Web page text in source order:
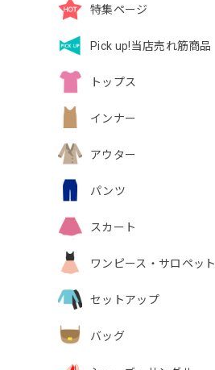
特集ページ
Pick up!当店売れ筋商品
トップス
インナー
アウター
パンツ
スカート
ワンピース・サロペット
セットアップ
バッグ